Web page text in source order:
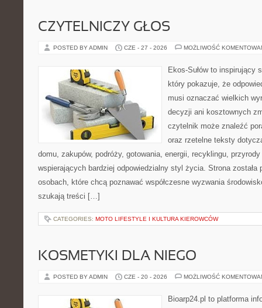
CZYTELNICZY GŁOS
POSTED BY ADMIN CZE - 27 - 2026 MOŻLIWOŚĆ
Ekos-Sułów to inspirujący
który pokazuje, że
musi oznaczać wielkich
decyzji ani kosztownych
czytelnik może znaleźć
oraz rzetelne teksty
domu, zakupów, podróży, gotowania, energii, recyklingu,
wspierających bardziej odpowiedzialny styl życia. Strona została
osobach, które chcą poznawać współczesne wyzwania
szukają treści […]
CATEGORIES: MOTO LIFESTYLE I KULTURA KIEROWCÓW
KOSMETYKI DLA NIEGO
POSTED BY ADMIN CZE - 20 - 2026 MOŻLIWOŚĆ
Bioarp24.pl to platforma